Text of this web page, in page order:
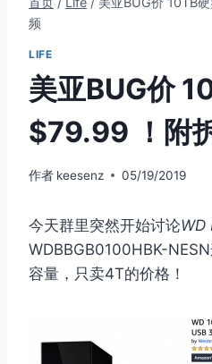
频
LIFE
美亚BUG价
$79.99 ！附
作者 keesenz 05/19/2019
今天群里突然开始讨论WD
WDBBGB0100HBK-
容量，只卖4T的价格！